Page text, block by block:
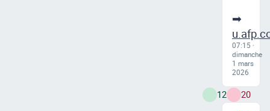
➡
07:15 ·
dimanche
1 mars
2026
12 20